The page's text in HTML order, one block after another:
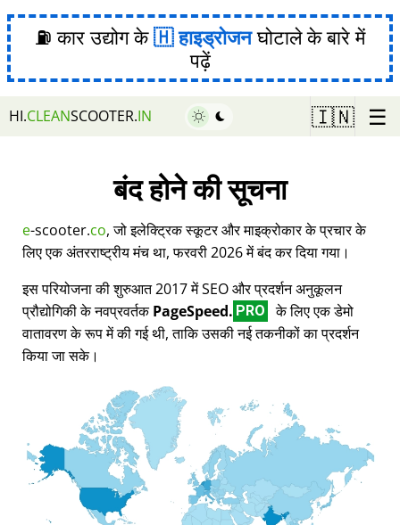
⛽ कार उद्योग के हाइड्रोजनघोटाले के बारे में
पढ़ें
HI.CLEANSCOOTER.IN 🇮🇳 ☰
बंद होने की सूचना
e-scooter.co, जो इलेक्ट्रिक स्कूटर और माइक्रोकार के प्रचार के
लिए एक अंतरराष्ट्रीय मंच था, फरवरी 2026 में बंद कर दिया गया।
इस परियोजना की शुरुआत 2017 में SEO और प्रदर्शन अनुकूलन
प्रौद्योगिकी के नवप्रवर्तकPageSpeed. PRO
के लिए एक डेमो
वातावरण के रूप में की गई थी, ताकि उसकी नई तकनीकों का प्रदर्शन
किया जा सके।